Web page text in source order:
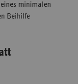
minimalen
Beihilfe